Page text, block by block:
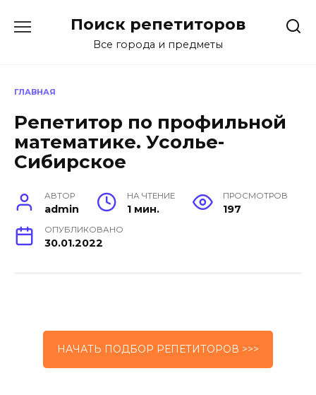
Поиск репетиторов
Все города и предметы
ГЛАВНАЯ
Репетитор по профильной
математике. Усолье-
Сибирское
АВТОР
admin
НА ЧТЕНИЕ
1 мин.
ПРОСМОТРОВ
197
ОПУБЛИКОВАНО
30.01.2022
НАЧАТЬ ПОДБОР РЕПЕТИТОРОВ >>>